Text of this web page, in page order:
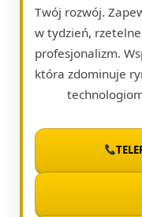
Twój rozwój.
w tydzień,
profesjonalizm.
która zdominuje